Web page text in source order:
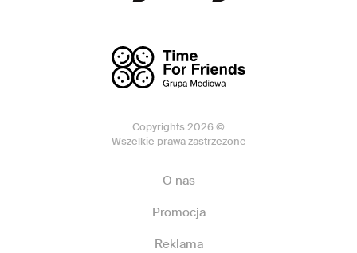
Copyrights 2026 ©
Wszelkie prawa zastrzeżone
O nas
Promocja
Reklama